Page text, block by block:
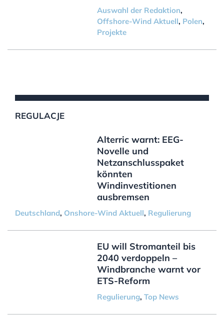
Auswahl der Redaktion,
Offshore-Wind Aktuell, Polen,
Projekte
REGULACJE
Alterric warnt: EEG-
Novelle und
Netzanschlusspaket
könnten
Windinvestitionen
ausbremsen
Deutschland, Onshore-Wind Aktuell, Regulierung
EU will Stromanteil bis
2040 verdoppeln –
Windbranche warnt vor
ETS-Reform
Regulierung, Top News